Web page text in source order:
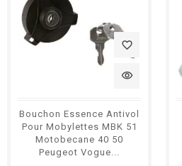
favorite_border
visibility
Bouchon Essence Antivol
Pour Mobylettes MBK 51
Motobecane 40 50
Peugeot Vogue...